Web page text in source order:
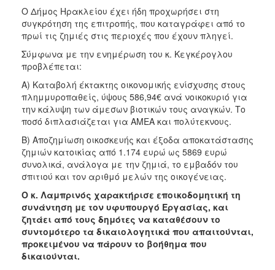
Κ.Δ.Α.Π.Α.μεΑ.
Αδειοδότηση
&
Έλεγχος
Βρεφονηπιακών
Σταθμών
Δημοτικό
Ιατρείο
Ξενώνας
Φιλοξενίας
Γυναικών
Κέντρο
Κοινότητας
Κοινωνικό
Φαρμακείο
Κοινωνικό
Παντοπωλείο
Ισότητα
Ο Δήμος Ηρακλείου έχει ήδη προχωρήσει στη
συγκρότηση της επιτροπής, που καταγράφει από το
πρωί τις ζημιές στις περιοχές που έχουν πληγεί.
Σύμφωνα με την ενημέρωση του κ. Κεγκέρογλου
προβλέπεται:
Α) Καταβολή έκτακτης οικονομικής ενίσχυσης στους
πλημμυροπαθείς, ύψους 586,94€ ανά νοικοκυριό για
την κάλυψη των άμεσων βιοτικών τους αναγκών. Το
ποσό διπλασιάζεται για ΑΜΕΑ και πολύτεκνους.
Β) Αποζημίωση οικοσκευής και έξοδα αποκατάστασης
ζημιών κατοικίας από 1.174 ευρώ ως 5869 ευρώ
συνολικά, ανάλογα με την ζημιά, το εμβαδόν του
σπιτιού και τον αριθμό μελών της οικογένειας.
Ο κ. Λαμπρινός χαρακτήρισε εποικοδομητική τη
συνάντηση με τον υφυπουργό Εργασίας, και
ζητάει από τους δημότες να καταθέσουν το
συντομότερο τα δικαιολογητικά που απαιτούνται,
προκειμένου να πάρουν το βοήθημα που
δικαιούνται.